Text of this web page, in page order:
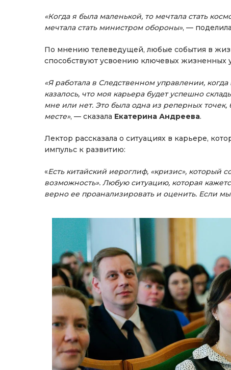
«Когда я была маленькой, то мечтала стать
мечтала стать министром обороны», —
По мнению телеведущей, любые события в
способствуют усвоению ключевых жизненных
«Я работала в Следственном управлении,
казалось, что моя карьера будет успешно
мне или нет. Это была одна из реперных
месте», — сказала Екатерина Андреева.
Лектор рассказала о ситуациях в карьере,
импульс к развитию:
«Есть китайский иероглиф, «кризис», который
возможность». Любую ситуацию, которая
верно ее проанализировать и оценить. Если